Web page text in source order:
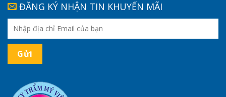
ĐĂNG KÝ NHẬN TIN KHUYẾN MÃI